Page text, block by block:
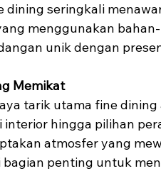
dining seringkali
menggunakan
unik dengan
Memikat
tarik utama fine
interior hingga pilihan
atmosfer yang
bagian penting untuk